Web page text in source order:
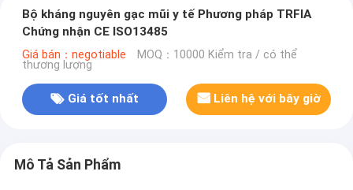
Bộ kháng nguyên gạc mũi y tế Phương pháp TRFIA
Chứng nhận CE ISO13485
Giá bán：negotiable MOQ：10000 Kiểm tra / có thể
thương lượng
Giá tốt nhất Liên hệ với bây giờ
Mô Tả Sản Phẩm